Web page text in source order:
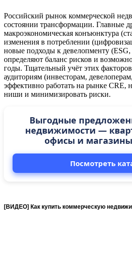
Российский рынок коммерческой
состоянии трансформации. Главные
макроэкономическая конъюнктура
изменения в потреблении
новые подходы к девелопменту (ESG,
определяют баланс рисков и
годы. Тщательный учёт этих
аудиториям (инвесторам,
эффективно работать на рынке CRE,
ниши и минимизировать риски.
Выгодные
недвижимости —
офисы и магазины
Посмотреть
[ВИДЕО] Как купить коммерческую